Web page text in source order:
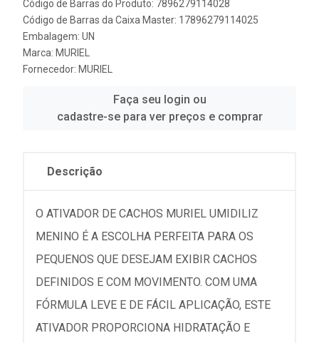
Código de Barras do Produto: 7896279114028
Código de Barras da Caixa Master: 17896279114025
Embalagem: UN
Marca: MURIEL
Fornecedor: MURIEL
Faça seu login ou
cadastre-se para ver preços e comprar
Descrição
O ATIVADOR DE CACHOS MURIEL UMIDILIZ
MENINO É A ESCOLHA PERFEITA PARA OS
PEQUENOS QUE DESEJAM EXIBIR CACHOS
DEFINIDOS E COM MOVIMENTO. COM UMA
FÓRMULA LEVE E DE FÁCIL APLICAÇÃO, ESTE
ATIVADOR PROPORCIONA HIDRATAÇÃO E